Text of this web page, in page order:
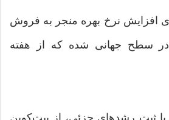
افزایش نرخ بهره منجر به فروش
سطح جهانی شده که از هفته